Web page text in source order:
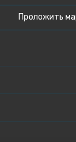
Проложить